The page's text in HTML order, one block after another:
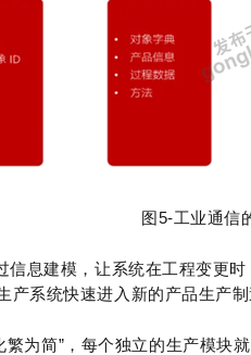
图5-工业通信
信息建模，让系统在工程变更
产系统快速进入新的产品生产
为简”，每个独立的生产模块